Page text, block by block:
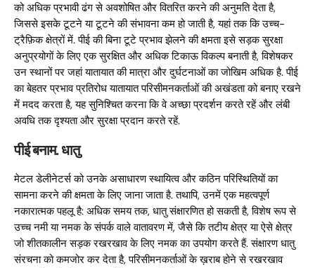
को अधिक प्रभावी ढंग से अवशोषित और वितरित करने की अनुमति देता है,
जिससे इसके टूटने या टूटने की संभावना कम हो जाती है, यहां तक ​​कि उच्च-
ट्रैफ़िक क्षेत्रों में. पीई की बिना टूटे प्रभाव झेलने की क्षमता इसे सड़क सुरक्षा
अनुप्रयोगों के लिए एक सुरक्षित और अधिक टिकाऊ विकल्प बनाती है, विशेषकर
उन स्थानों पर जहां यातायात की मात्रा और दुर्घटनाओं का जोखिम अधिक है. पीई
का बेहतर प्रभाव प्रतिरोध यातायात परिसीमनकर्ताओं की अखंडता को बनाए रखने
में मदद करता है, यह सुनिश्चित करना कि वे अच्छा प्रदर्शन करते रहें और लंबी
अवधि तक दृश्यता और सुरक्षा प्रदान करते रहें.
पीई बनाम. धातु
मेटल डेलीनेटर्स को उनके असाधारण स्थायित्व और कठिन परिस्थितियों का
सामना करने की क्षमता के लिए जाना जाता है. तथापि, उनमें एक महत्वपूर्ण
नकारात्मक पहलू है: अधिक समय तक, धातु संक्षारणित हो सकती है, विशेष रूप से
उच्च नमी या नमक के संपर्क वाले वातावरण में, जैसे कि तटीय क्षेत्र या ऐसे क्षेत्र
जो शीतकालीन सड़क रखरखाव के लिए नमक का उपयोग करते हैं. संक्षारण धातु
संरचना को कमजोर कर देता है, परिसीमनकर्ताओं के ख़राब होने से रखरखाव